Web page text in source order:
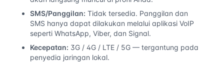
SMS/Panggilan: Tidak tersedia. Panggilan dan
SMS hanya dapat dilakukan melalui aplikasi VoIP
seperti WhatsApp, Viber, dan Signal.
Kecepatan: 3G / 4G / LTE / 5G — tergantung pada
penyedia jaringan lokal.